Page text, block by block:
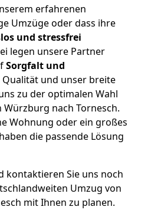
erfahrenen
Umzüge oder dass ihre
und stressfrei
legen unsere Partner
Sorgfalt und
Qualität und unser breite
zu der optimalen Wahl
nach Tornesch.
Wohnung oder ein großes
die passende Lösung
kontaktieren Sie uns noch
Umzug von
mit Ihnen zu planen.